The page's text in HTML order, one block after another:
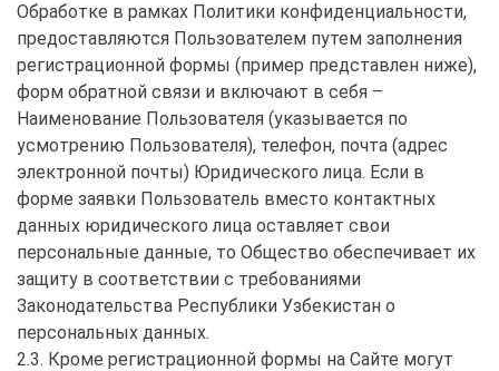
Обработке в рамках Политики конфиденциальности,
предоставляются Пользователем путем заполнения
регистрационной формы (пример представлен ниже),
форм обратной связи и включают в себя –
Наименование Пользователя (указывается по
усмотрению Пользователя), телефон, почта (адрес
электронной почты) Юридического лица. Если в
форме заявки Пользователь вместо контактных
данных юридического лица оставляет свои
персональные данные, то Общество обеспечивает их
защиту в соответствии с требованиями
Законодательства Республики Узбекистан о
персональных данных.
2.3. Кроме регистрационной формы на Сайте могут